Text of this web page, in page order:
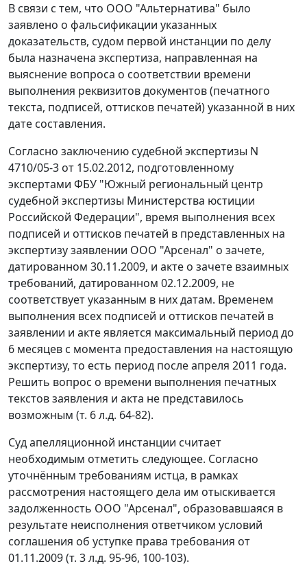
В связи с тем, что ООО "Альтернатива" было
заявлено о фальсификации указанных
доказательств, судом первой инстанции по делу
была назначена экспертиза, направленная на
выяснение вопроса о соответствии времени
выполнения реквизитов документов (печатного
текста, подписей, оттисков печатей) указанной в них
дате составления.
Согласно заключению судебной экспертизы N
4710/05-3 от 15.02.2012, подготовленному
экспертами ФБУ "Южный региональный центр
судебной экспертизы Министерства юстиции
Российской Федерации", время выполнения всех
подписей и оттисков печатей в представленных на
экспертизу заявлении ООО "Арсенал" о зачете,
датированном 30.11.2009, и акте о зачете взаимных
требований, датированном 02.12.2009, не
соответствует указанным в них датам. Временем
выполнения всех подписей и оттисков печатей в
заявлении и акте является максимальный период до
6 месяцев с момента предоставления на настоящую
экспертизу, то есть период после апреля 2011 года.
Решить вопрос о времени выполнения печатных
текстов заявления и акта не представилось
возможным (т. 6 л.д. 64-82).
Суд апелляционной инстанции считает
необходимым отметить следующее. Согласно
уточнённым требованиям истца, в рамках
рассмотрения настоящего дела им отыскивается
задолженность ООО "Арсенал", образовавшаяся в
результате неисполнения ответчиком условий
соглашения об уступке права требования от
01.11.2009 (т. 3 л.д. 95-96, 100-103).